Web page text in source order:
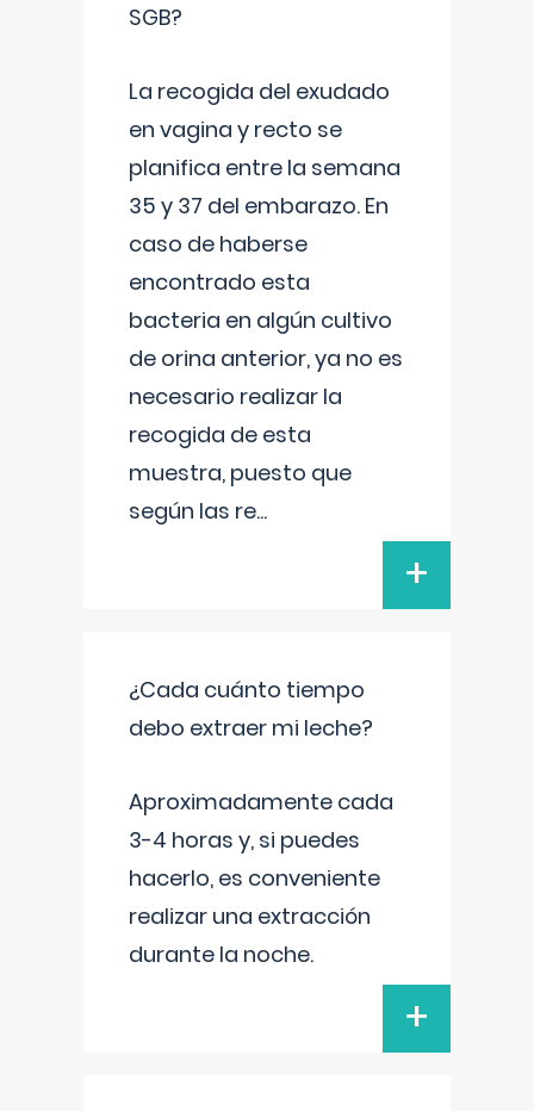
SGB?
La recogida del exudado
en vagina y recto se
planifica entre la semana
35 y 37 del embarazo. En
caso de haberse
encontrado esta
bacteria en algún cultivo
de orina anterior, ya no es
necesario realizar la
recogida de esta
muestra, puesto que
según las re...
+
¿Cada cuánto tiempo
debo extraer mi leche?
Aproximadamente cada
3-4 horas y, si puedes
hacerlo, es conveniente
realizar una extracción
durante la noche.
+